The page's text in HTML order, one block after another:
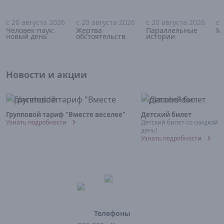
16+
с 20 августа 2026
Человек-паук:
новый день
18+
с 20 августа 2026
Жертва
обстоятельств
18+
с 20 августа 2026
Параллельные
истории
с
Новости и акции
Групповой тариф "Вместе веселее"
Узнать подробности
Детский билет
Детский билет со скидкой
день!
Узнать подробности
Телефоны